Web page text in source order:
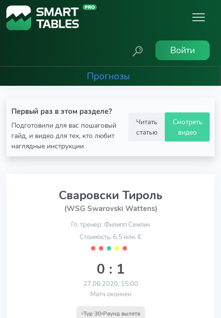
Войти
Прогнозы
Первый раз в этом разделе?
Подготовили для вас пошаговый
гайд, и видео для тех, кто любит
наглядные инструкции
Читать
статью
Смотреть
видео
Сваровски Тироль
(WSG Swarovski Wattens)
Гл. тренер: Филипп Семлич
Стоимость: 6.5 млн. €
⬤ ⬤ ⬤ ⬤ ⬤
0 : 1
27.06.2020, 15:00
Матч окончен
Тур 30 Раунд вылета